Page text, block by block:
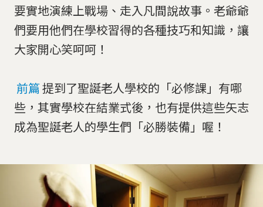
要實地演練上戰場、走入凡間說故事。老爺爺
們要用他們在學校習得的各種技巧和知識，讓
大家開心笑呵呵！
前篇提到了聖誕老人學校的「必修課」有哪
些，其實學校在結業式後，也有提供這些矢志
成為聖誕老人的學生們「必勝裝備」喔！